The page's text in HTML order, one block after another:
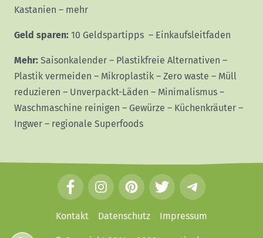
Kastanien – mehr
Geld sparen: 10 Geldspartipps – Einkaufsleitfaden
Mehr: Saisonkalender – Plastikfreie Alternativen –
Plastik vermeiden – Mikroplastik – Zero waste – Müll
reduzieren – Unverpackt-Läden – Minimalismus –
Waschmaschine reinigen – Gewürze – Küchenkräuter –
Ingwer – regionale Superfoods
a
c
n
P
i
n
T
w
T
e
l
Kontakt Datenschutz Impressum